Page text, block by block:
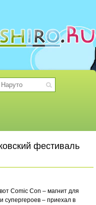
фестиваль
Comic Con – магнит для
супергероев – приехал в